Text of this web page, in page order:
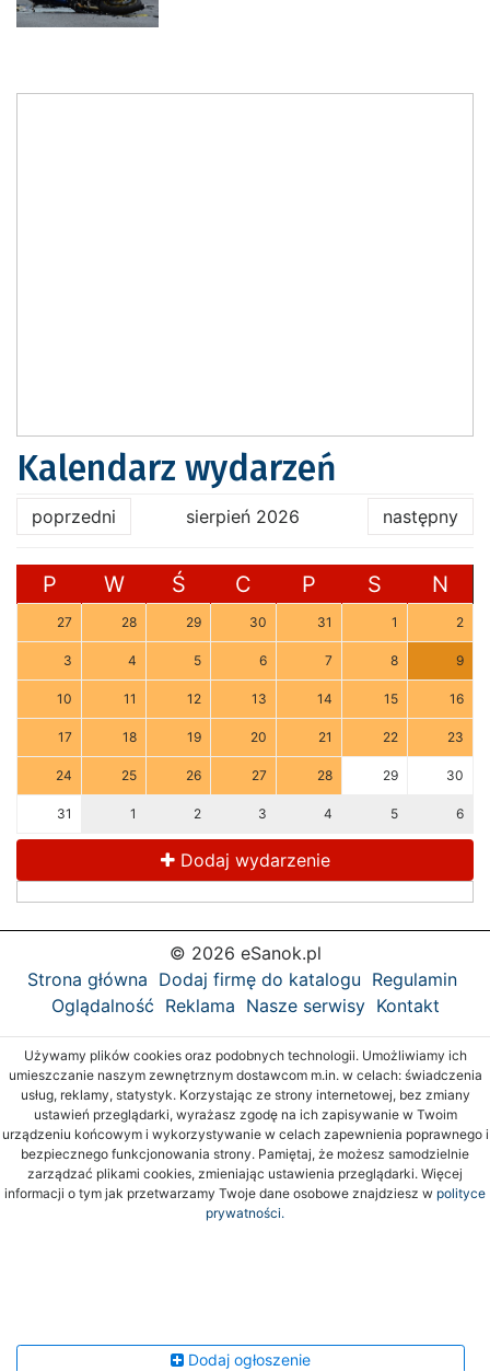
Kalendarz wydarzeń
poprzedni sierpień 2026 następny
P W Ś C P S N
27 28 29 30 31 1 2
3 4 5 6 7 8 9
10 11 12 13 14 15 16
17 18 19 20 21 22 23
24 25 26 27 28 29 30
31 1 2 3 4 5 6
Dodaj wydarzenie
© 2026 eSanok.pl
Strona główna Dodaj firmę do katalogu Regulamin
Oglądalność Reklama Nasze serwisy Kontakt
Używamy plików cookies oraz podobnych technologii. Umożliwiamy ich
umieszczanie naszym zewnętrznym dostawcom m.in. w celach: świadczenia
usług, reklamy, statystyk. Korzystając ze strony internetowej, bez zmiany
ustawień przeglądarki, wyrażasz zgodę na ich zapisywanie w Twoim
urządzeniu końcowym i wykorzystywanie w celach zapewnienia poprawnego i
bezpiecznego funkcjonowania strony. Pamiętaj, że możesz samodzielnie
zarządzać plikami cookies, zmieniając ustawienia przeglądarki. Więcej
informacji o tym jak przetwarzamy Twoje dane osobowe znajdziesz w polityce
prywatności.
Dodaj ogłoszenie